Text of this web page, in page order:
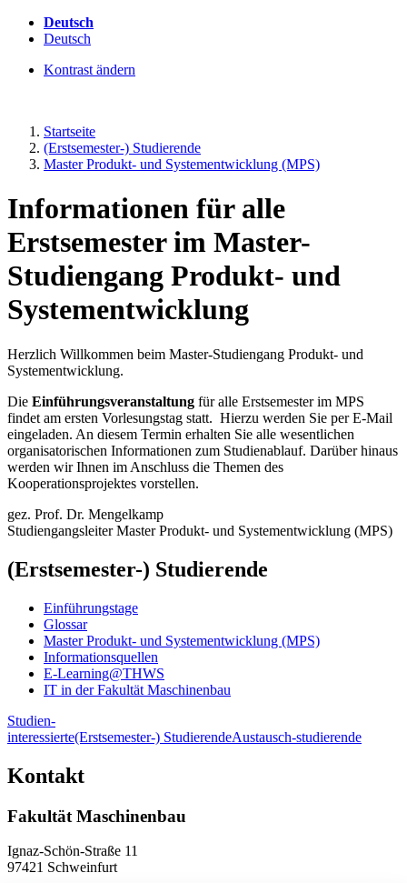
Deutsch
Deutsch
Kontrast ändern
Startseite
(Erstsemester-) Studierende
Master Produkt- und Systementwicklung (MPS)
Informationen für alle
Erstsemester im Master-
Studiengang Produkt- und
Systementwicklung
Herzlich Willkommen beim Master-Studiengang Produkt- und
Systementwicklung.
Die Einführungsveranstaltung für alle Erstsemester im MPS
findet am ersten Vorlesungstag statt. Hierzu werden Sie per E-Mail
eingeladen. An diesem Termin erhalten Sie alle wesentlichen
organisatorischen Informationen zum Studienablauf. Darüber hinaus
werden wir Ihnen im Anschluss die Themen des
Kooperationsprojektes vorstellen.
gez. Prof. Dr. Mengelkamp
Studiengangsleiter Master Produkt- und Systementwicklung (MPS)
(Erstsemester-) Studierende
Einführungstage
Glossar
Master Produkt- und Systementwicklung (MPS)
Informationsquellen
E-Learning@THWS
IT in der Fakultät Maschinenbau
Studien-
interessierte(Erstsemester-) StudierendeAustausch-studierende
Kontakt
Fakultät Maschinenbau
Ignaz-Schön-Straße 11
97421 Schweinfurt